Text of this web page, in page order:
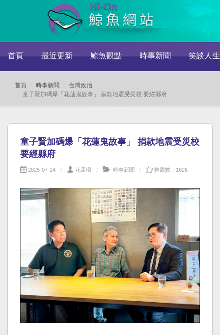
首頁 最近更新 鯨魚觀點 時事新聞 笑談人生
首頁 時事新聞
台灣政治
童子賢加碼爆「花蓮鬼故事」 捐款地震受災校 要經縣府
童子賢加碼爆「花蓮鬼故事」 捐款地震受災校
要經縣府
2025-07-24 花孟璟 時事新聞 推薦數：1626